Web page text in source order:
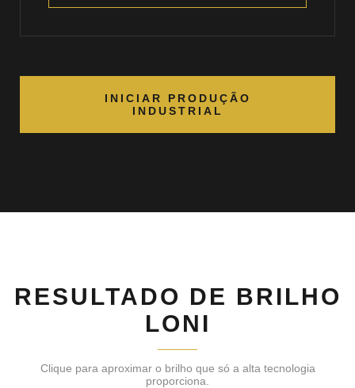
INICIAR PRODUÇÃO
INDUSTRIAL
RESULTADO DE BRILHO
LONI
Clique para aproximar o brilho que só a alta tecnologia
proporciona.